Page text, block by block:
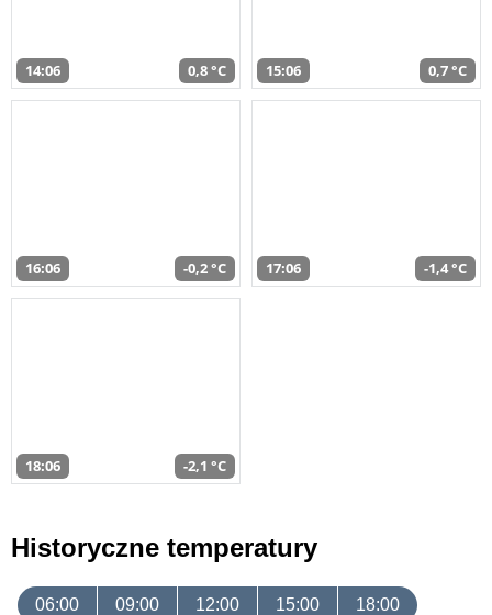
14:06 0,8 °C 15:06 0,7 °C
16:06 -0,2 °C 17:06 -1,4 °C
18:06 -2,1 °C
Historyczne temperatury
06:00 09:00 12:00 15:00 18:00